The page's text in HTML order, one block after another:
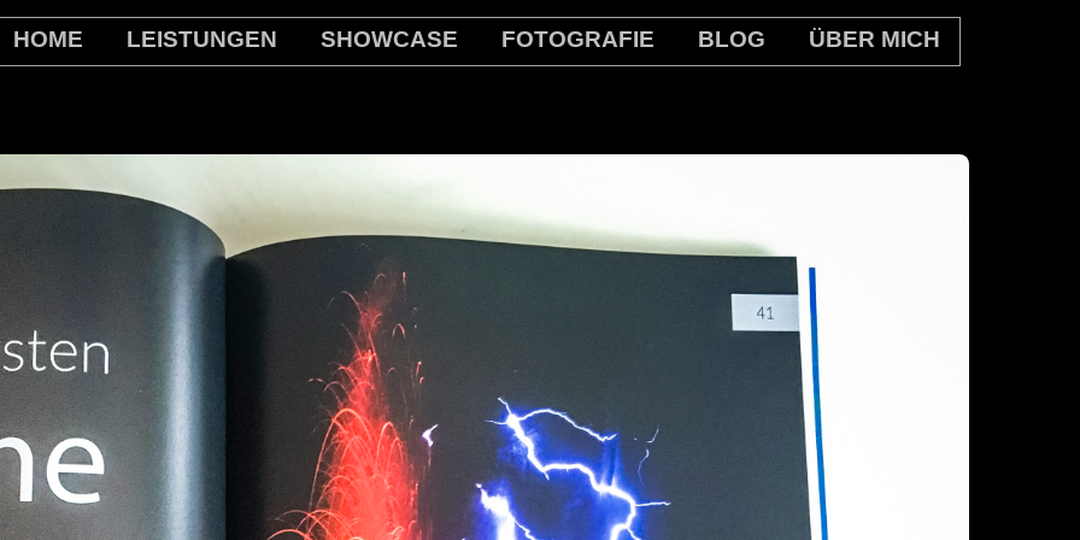
HOME LEISTUNGEN SHOWCASE FOTOGRAFIE BLOG ÜBER MICH